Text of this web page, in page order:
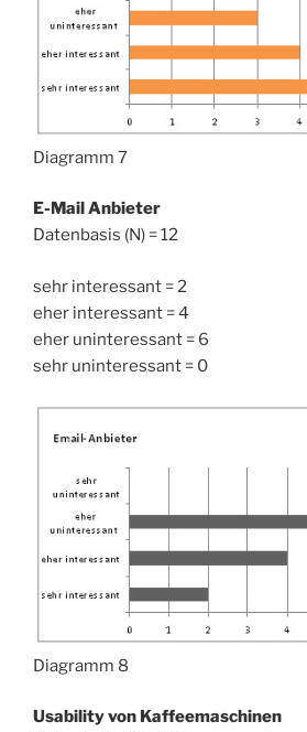
Diagramm 7
E-Mail Anbieter
Datenbasis (N) = 12
sehr interessant = 2
eher interessant = 4
eher uninteressant = 6
sehr uninteressant = 0
Diagramm 8
Usability von Kaffeemaschinen